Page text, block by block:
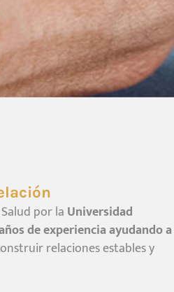
por la Universidad
de experiencia ayudando a
relaciones estables y